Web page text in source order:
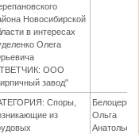
Новосибирской
в интересах
Олега
ООО
завод"
Споры,
из
Ольга